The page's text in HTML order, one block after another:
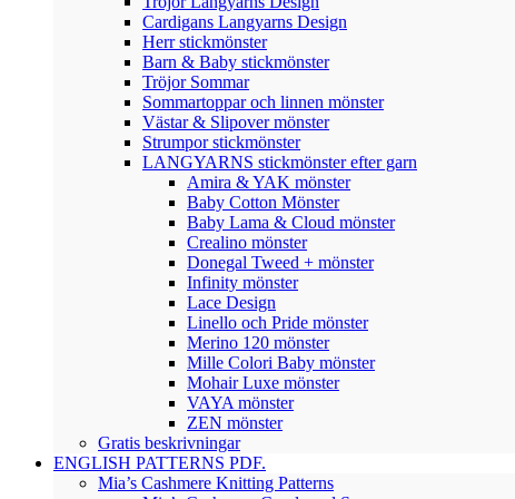
Cardigans Langyarns Design
Herr stickmönster
Barn & Baby stickmönster
Tröjor Sommar
Sommartoppar och linnen mönster
Västar & Slipover mönster
Strumpor stickmönster
LANGYARNS stickmönster efter garn
Amira & YAK mönster
Baby Cotton Mönster
Baby Lama & Cloud mönster
Crealino mönster
Donegal Tweed + mönster
Infinity mönster
Lace Design
Linello och Pride mönster
Merino 120 mönster
Mille Colori Baby mönster
Mohair Luxe mönster
VAYA mönster
ZEN mönster
Gratis beskrivningar
ENGLISH PATTERNS PDF.
Mia’s Cashmere Knitting Patterns